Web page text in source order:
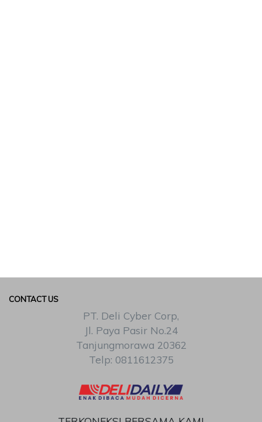
CONTACT US
PT. Deli Cyber Corp,
Jl. Paya Pasir No.24
Tanjungmorawa 20362
Telp: 0811612375